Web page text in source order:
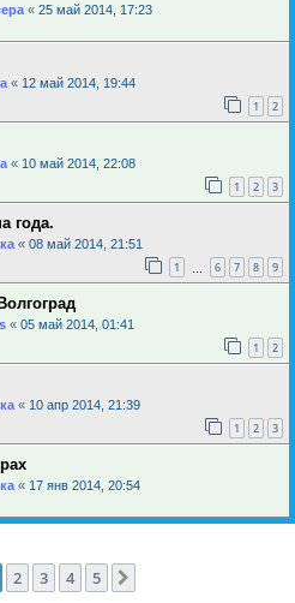
« 25 май 2014, 17:23
« 12 май 2014, 19:44
1 2
« 10 май 2014, 22:08
1 2 3
года.
« 08 май 2014, 21:51
1 6 7 8 9
« 05 май 2014, 01:41
1 2
« 10 апр 2014, 21:39
1 2 3
« 17 янв 2014, 20:54
2 3 4 5